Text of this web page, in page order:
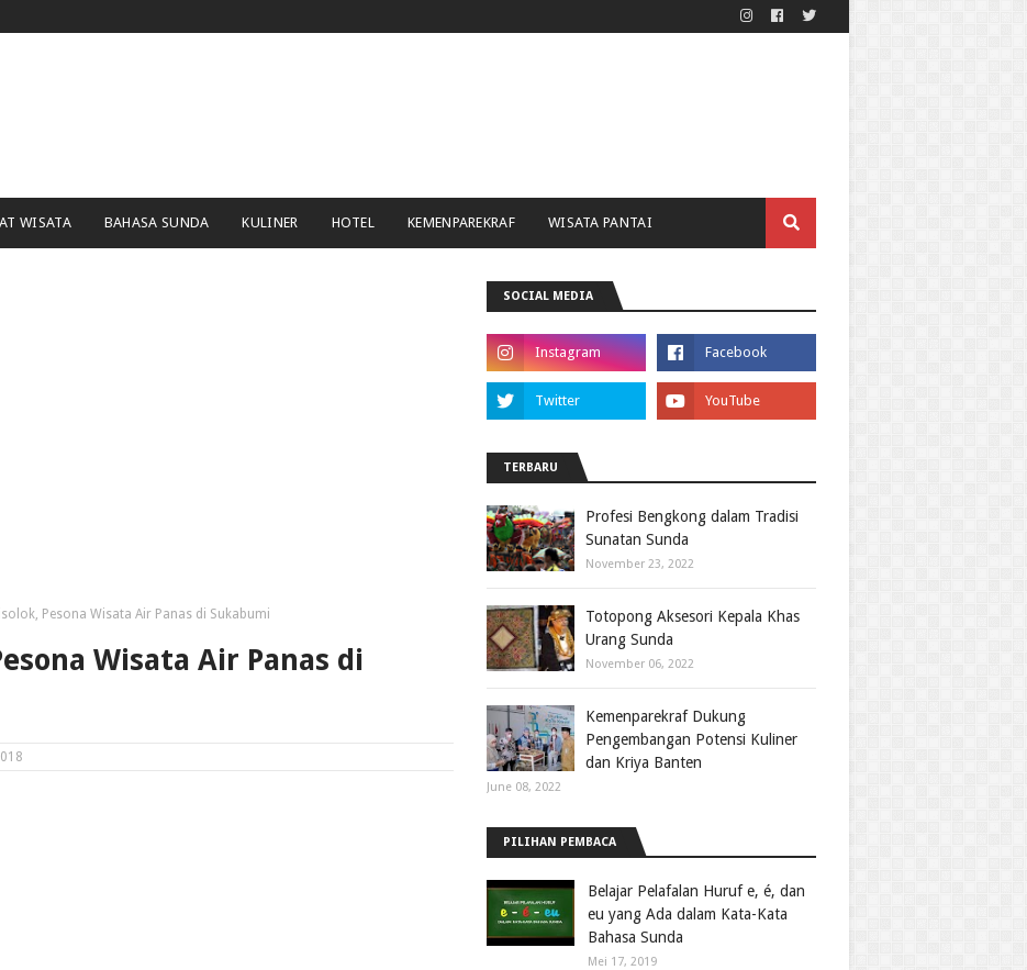
WISATA BAHASA SUNDA KULINER HOTEL KEMENPAREKRAF WISATA PANTAI
Pesona Wisata Air Panas di Sukabumi
Wisata Air Panas di
SOCIAL MEDIA
TERBARU
Profesi Bengkong dalam Tradisi
Sunatan Sunda
November 23, 2022
Totopong Aksesori Kepala Khas
Urang Sunda
November 06, 2022
Kemenparekraf Dukung
Pengembangan Potensi Kuliner
dan Kriya Banten
June 08, 2022
PILIHAN PEMBACA
Belajar Pelafalan Huruf e, é, dan
eu yang Ada dalam Kata-Kata
Bahasa Sunda
Mei 17, 2019